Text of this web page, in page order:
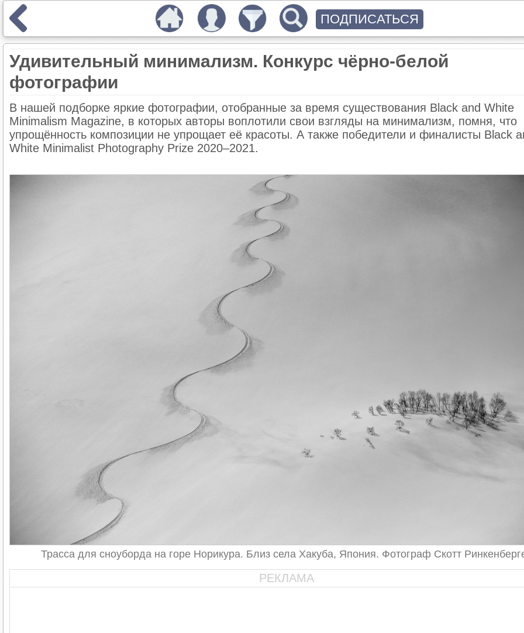
Удивительный минимализм. Конкурс чёрно-белой
фотографии
В нашей подборке яркие фотографии, отобранные за время существования Black and White
Minimalism Magazine, в которых авторы воплотили свои взгляды на минимализм, помня, что
упрощённость композиции не упрощает её красоты. А также победители и финалисты Black
White Minimalist Photography Prize 2020–2021.
Трасса для сноуборда на горе Норикура. Близ села Хакуба, Япония. Фотограф Скотт
РЕКЛАМА
ПОДПИСАТЬСЯ